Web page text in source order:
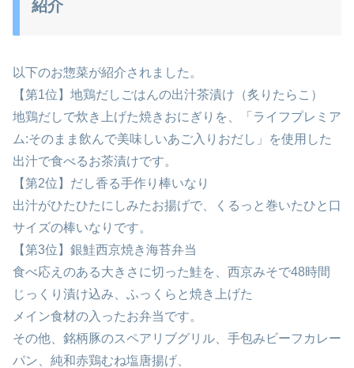
紹介
以下のお惣菜が紹介されました。
【第1位】地鶏だしごはんの出汁茶漬け（炙りたらこ）
地鶏だしで炊き上げた焼きおにぎりを、「ライフプレミア
ム:そのまま飲んで美味しいあご入りおだし」を使用した
出汁で食べるお茶漬けです。
【第2位】だし香る手作り棒いなり
出汁がひたひたにしみたお揚げで、くるっと巻いたひと口
サイズの棒いなりです。
【第3位】銀鮭西京焼き海苔弁当
食べ応えのある大きさに切った鮭を、西京みそで48時間
じっくり漬け込み、ふっくらと焼き上げた
メイン食材の入ったお弁当です。
その他、銘柄豚のスペアリブグリル、手包みビーフカレー
パン、純和赤鶏むね塩唐揚げ、